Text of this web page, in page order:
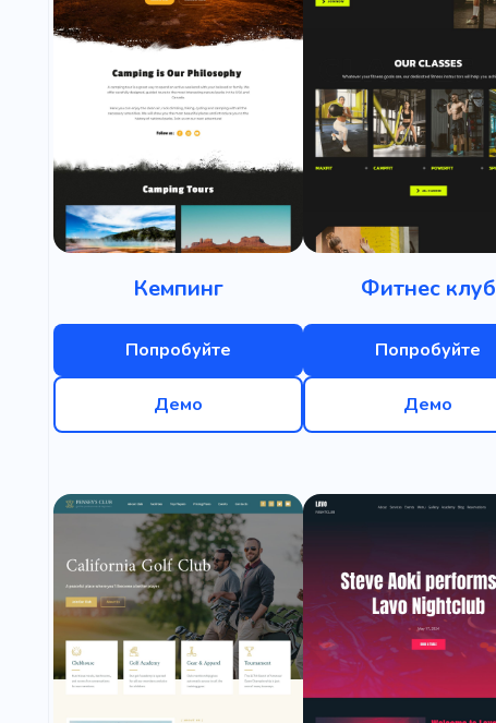
Кемпинг
Попробуйте
Демо
Фитнес клуб
Попробуйте
Демо